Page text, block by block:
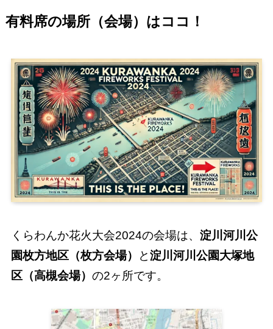
有料席の場所（会場）はココ！
くらわんか花火大会2024の会場は、 淀川河川公
園枚方地区（枚方会場）
と淀川河川公園大塚地
区（高槻会場） の2ヶ所です。